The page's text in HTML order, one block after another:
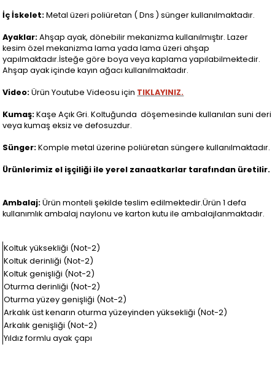
İç İskelet:Metal üzeri poliüretan ( Dns ) sünger kullanılmaktadır.
Ayaklar: Ahşap ayak, dönebilir mekanizma kullanılmıştır. Lazer
kesim özel mekanizma lama yada lama üzeri ahşap
yapılmaktadır.İsteğe göre boya veya kaplama yapılabilmektedir.
Ahşap ayak içinde kayın ağacı kullanılmaktadır.
Video:Ürün Youtube Videosu için TIKLAYINIZ.
Kumaş:Kaşe Açık Gri. Koltuğunda döşemesinde kullanılan suni deri
veya kumaş eksiz ve defosuzdur.
Sünger:Komple metal üzerine poliüretan süngere kullanılmaktadır.
Ürünlerimiz el işçiliği ile yerel zanaatkarlar tarafından üretilir.
Ambalaj:Ürün monteli şekilde teslim edilmektedir.Ürün 1 defa
kullanımlık ambalaj naylonu ve karton kutu ile ambalajlanmaktadır.
Koltuk yüksekliği (Not-2)
Koltuk derinliği (Not-2)
Koltuk genişliği (Not-2)
Oturma derinliği (Not-2)
Oturma yüzey genişliği (Not-2)
Arkalık üst kenarın oturma yüzeyinden yüksekliği (Not-2)
Arkalık genişliği (Not-2)
Yıldız formlu ayak çapı